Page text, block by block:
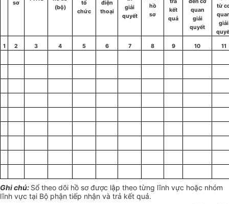
sơ
(bộ)
tổ
chức
điện
thoại
giải
quyết
hồ
sơ
kết
quả
quan
giải
quyết
từ
giải
1 2 3 4 5 6 7 8 9 10 11
Ghi chú: Sổ theo dõi hồ sơ được lập theo từng lĩnh vực hoặc nhóm
lĩnh vực tại Bộ phận tiếp nhận và trả kết quả.